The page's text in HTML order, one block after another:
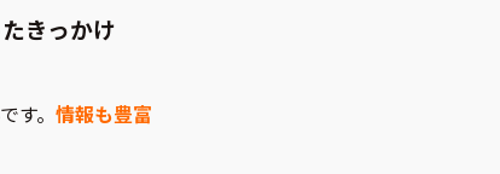
きっかけ
。 情報も豊富